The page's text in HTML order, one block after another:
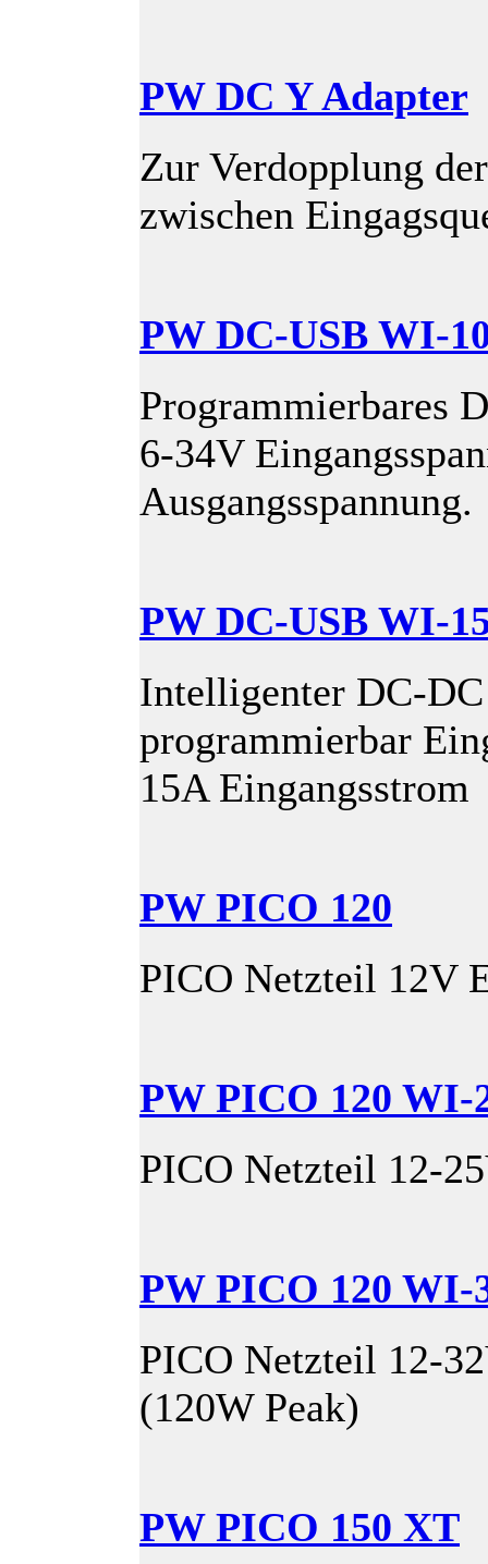
PW DC Y Adapter
Zur Verdopplung
zwischen
PW DC-USB WI-
Programmierbares
6-34V
Ausgangsspannung.
PW DC-USB WI-
Intelligenter DC-
programmierbar
15A Eingangsstrom
PW PICO 120
PICO Netzteil 12V
PW PICO 120 WI-
PICO Netzteil 12-
PW PICO 120 WI-
PICO Netzteil 12-
(120W Peak)
PW PICO 150 XT